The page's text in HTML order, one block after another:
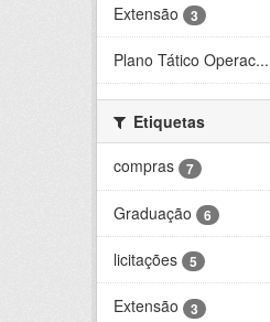
Extensão 3
Plano Tático Operac...
Etiquetas
compras
7
Graduação 6
licitações 5
Extensão 3